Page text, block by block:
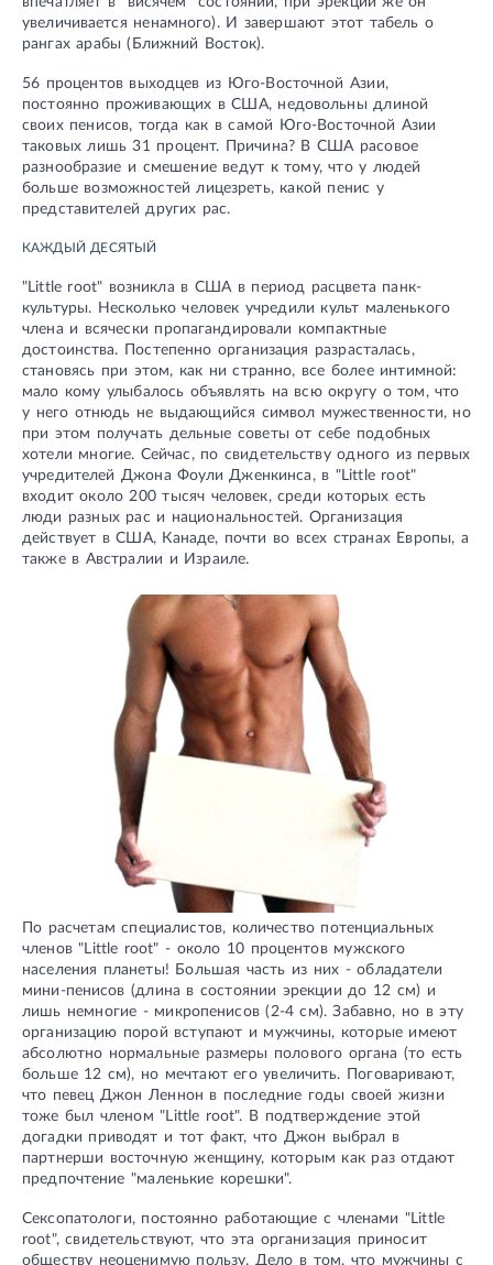
увеличивается ненамного). И завершают этот табель о
рангах арабы (Ближний Восток).
56 процентов выходцев из Юго-Восточной Азии,
постоянно проживающих в США, недовольны длиной
своих пенисов, тогда как в самой Юго-Восточной Азии
таковых лишь 31 процент. Причина? В США расовое
разнообразие и смешение ведут к тому, что у людей
больше возможностей лицезреть, какой пенис у
представителей других рас.
КАЖДЫЙ ДЕСЯТЫЙ
"Little root" возникла в США в период расцвета панк-
культуры. Несколько человек учредили культ маленького
члена и всячески пропагандировали компактные
достоинства. Постепенно организация разрасталась,
становясь при этом, как ни странно, все более интимной:
мало кому улыбалось объявлять на всю округу о том, что
у него отнюдь не выдающийся символ мужественности, но
при этом получать дельные советы от себе подобных
хотели многие. Сейчас, по свидетельству одного из первых
учредителей Джона Фоули Дженкинса, в "Little root"
входит около 200 тысяч человек, среди которых есть
люди разных рас и национальностей. Организация
действует в США, Канаде, почти во всех странах Европы, а
также в Австралии и Израиле.
По расчетам специалистов, количество потенциальных
членов "Little root" - около 10 процентов мужского
населения планеты! Большая часть из них - обладатели
мини-пенисов (длина в состоянии эрекции до 12 см) и
лишь немногие - микропенисов (2-4 см). Забавно, но в эту
организацию порой вступают и мужчины, которые имеют
абсолютно нормальные размеры полового органа (то есть
больше 12 см), но мечтают его увеличить. Поговаривают,
что певец Джон Леннон в последние годы своей жизни
тоже был членом "Little root". В подтверждение этой
догадки приводят и тот факт, что Джон выбрал в
партнерши восточную женщину, которым как раз отдают
предпочтение "маленькие корешки".
Сексопатологи, постоянно работающие с членами "Little
root", свидетельствуют, что эта организация приносит
обществу неоценимую пользу. Дело в том, что мужчины с